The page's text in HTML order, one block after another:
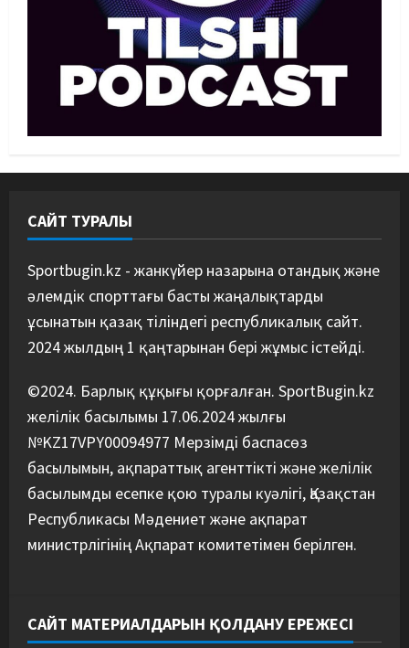
3
“Оңай болған жоқ”: Өзбек
файтері өзінен үш есе ауыр
балуанды таза жеңді
07/08/2026
Әйгілі Снайдер мен Тажудинов
5
құрамасының бас бапкері
тағайындалды
САЙТ ТУРАЛЫ
Sportbugin.kz - жанкүйер назарына отандық және
әлемдік спорттағы басты жаңалықтарды
ұсынатын қазақ тіліндегі республикалық сайт.
2024 жылдың 1 қаңтарынан бері жұмыс істейді.
©2024. Барлық құқығы қорғалған. SportBugin.kz
желілік басылымы 17.06.2024 жылғы
№KZ17VPY00094977 Мерзімді баспасөз
басылымын, ақпараттық агенттікті және желілік
басылымды есепке қою туралы куәлігі, Қазақстан
Республикасы Мәдениет және ақпарат
министрлігінің Ақпарат комитетімен берілген.
САЙТ МАТЕРИАЛДАРЫН ҚОЛДАНУ ЕРЕЖЕСІ